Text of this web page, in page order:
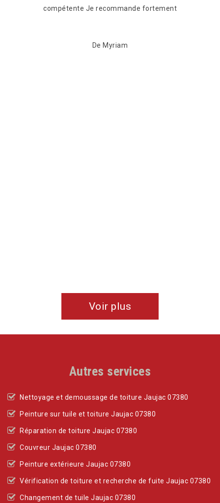
lendemain de mon appel pour une vérification du toit.
Voir plus
Autres services
Nettoyage et demoussage de toiture Jaujac 07380
Peinture sur tuile et toiture Jaujac 07380
Réparation de toiture Jaujac 07380
Couvreur Jaujac 07380
Peinture extérieure Jaujac 07380
Vérification de toiture et recherche de fuite Jaujac 07380
Changement de tuile Jaujac 07380